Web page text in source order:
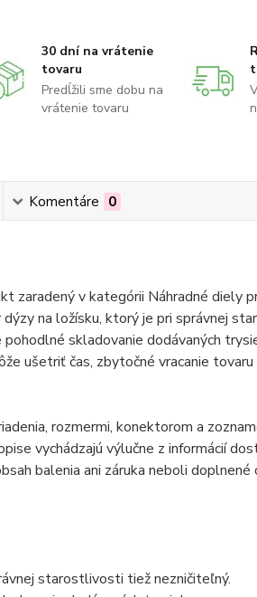
30 dní na vrátenie
tovaru
Predĺžili sme dobu na
vrátenie tovaru
Komentáre 0
zaradený v kategórii Náhradné diely
na ložísku, ktorý je pri správnej
skladovanie dodávaných
ušetriť čas, zbytočné vracanie
rozmermi, konektorom a
vychádzajú výlučne z informácií
balenia ani záruka neboli doplnené
starostlivosti tiež nezničiteľný.